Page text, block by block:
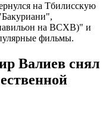
на Тбилисскую
на ВСХВ)" и
фильмы.
Валиев снял